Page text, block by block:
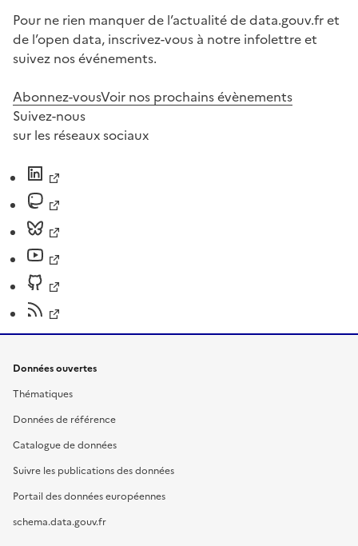
Pour ne rien manquer de l’actualité de data.gouv.fr et
de l’open data, inscrivez-vous à notre infolettre et
suivez nos événements.
Abonnez-vousVoir nos prochains évènements
Suivez-nous
sur les réseaux sociaux
Données ouvertes
Thématiques
Données de référence
Catalogue de données
Suivre les publications des données
Portail des données européennes
schema.data.gouv.fr